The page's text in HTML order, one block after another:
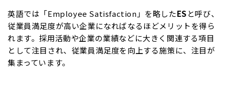
英語では「Employee Satisfaction」を略したES と呼び、
従業員満足度が高い企業になればなるほどメリットを得ら
れます。採用活動や企業の業績などに大きく関連する項目
として注目され、従業員満足度を向上する施策に、注目が
集まっています。